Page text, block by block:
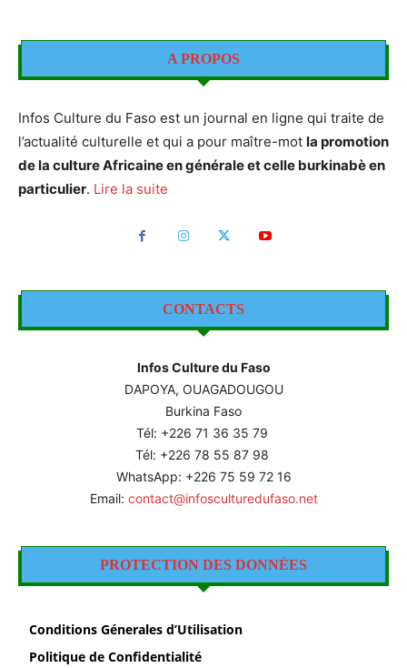
A PROPOS
Infos Culture du Faso est un journal en ligne qui traite de
l’actualité culturelle et qui a pour maître-mot la promotion
de la culture Africaine en générale et celle burkinabè en
particulier. Lire la suite
CONTACTS
Infos Culture du Faso
DAPOYA, OUAGADOUGOU
Burkina Faso
Tél: +226 71 36 35 79
Tél: +226 78 55 87 98
WhatsApp: +226 75 59 72 16
Email: contact@infosculturedufaso.net
PROTECTION DES DONNÉES
Conditions Génerales d’Utilisation
Politique de Confidentialité